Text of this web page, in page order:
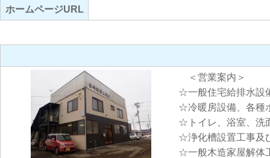
ホームページURL
＜営業案内＞
☆一般住宅給排水設
☆冷暖房設備、各種
☆トイレ、浴室、洗
☆浄化槽設置工事及
☆一般木造家屋解体